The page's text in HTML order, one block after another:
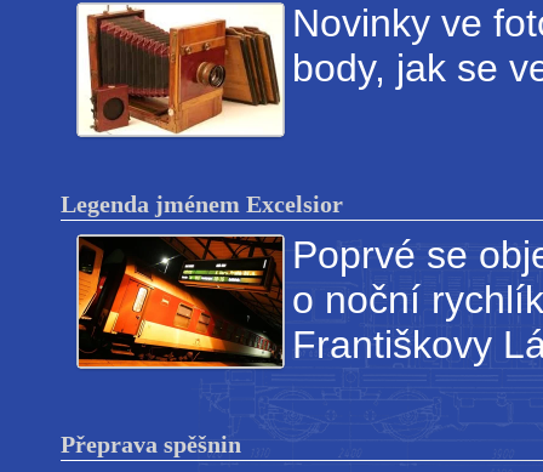
Novinky ve
body, jak se
Legenda jménem Excelsior
Poprvé se
o noční
Františkovy
Přeprava spěšnin